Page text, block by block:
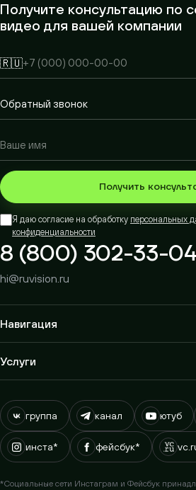
Получите консультацию по
видео для вашей компании
🇷🇺
Получить
Я даю согласие на обработку персональных
конфиденциальности
8 (800) 302-33-04
hi@ruvision.ru
Навигация
Услуги
группа канал ютуб
инста* фейсбук*
*Социальные сети Инстаграм и Фейсбук